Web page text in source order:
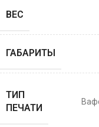
ВЕС
ГАБАРИТЫ
ТИП
ПЕЧАТИ